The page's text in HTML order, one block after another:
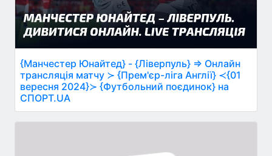
{Манчестер Юнайтед} - {Ліверпуль} ⇒ Онлайн
трансляція матчу ≻ {Прем'єр-ліга Англії} ≺{01
вересня 2024}≻ {Футбольний поєдинок} на
СПОРТ.UA